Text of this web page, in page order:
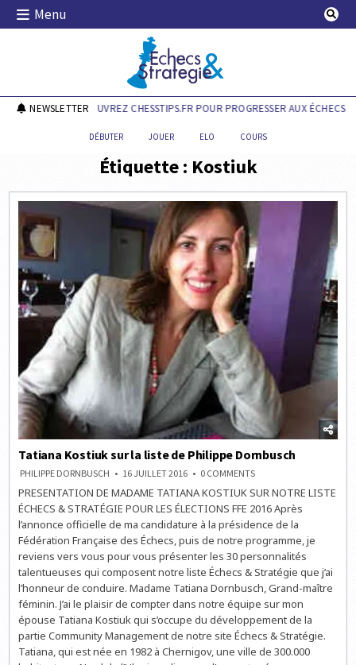
Skip
Menu
Echecs & Stratégie
NEWSLETTERDÉCOUVREZ CHESSTIPS.FR POUR PROGRESSER AUX ÉCHECS !
DÉBUTER JOUER ELO COURS
Étiquette : Kostiuk
Tatiana Kostiuk sur la liste de Philippe Dornbusch
PHILIPPE DORNBUSCH 16 JUILLET 2016 0 COMMENTSON
KOSTIUK
LA
LISTE
DE
PHILIPPE
DORNBUSCH
PRESENTATION DE MADAME TATIANA KOSTIUK SUR NOTRE LISTE
ÉCHECS & STRATÉGIE POUR LES ÉLECTIONS FFE 2016 Après
l’annonce officielle de ma candidature à la présidence de la
Fédération Française des Échecs, puis de notre programme, je
reviens vers vous pour vous présenter les 30 personnalités
talentueuses qui composent notre liste Échecs & Stratégie que j’ai
l’honneur de conduire. Madame Tatiana Dornbusch, Grand-maître
féminin. J’ai le plaisir de compter dans notre équipe sur mon
épouse Tatiana Kostiuk qui s’occupe du développement de la
partie Community Management de notre site Échecs & Stratégie.
Tatiana, qui est née en 1982 à Chernigov, une ville de 300.000